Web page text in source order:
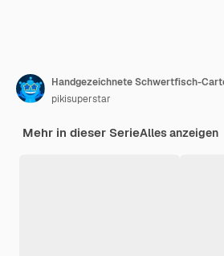
Handgezeichnete Schwertfisch-
pikisuperstar
Mehr in dieser SerieAlles anzeigen